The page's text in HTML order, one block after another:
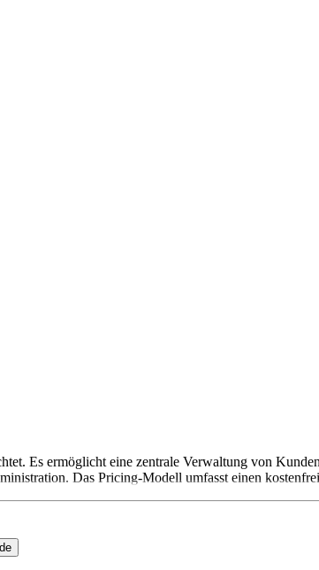
Es ermöglicht eine zentrale Verwaltung von
Das Pricing-Modell umfasst einen